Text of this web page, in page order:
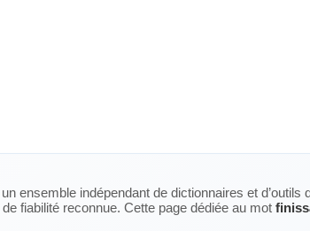
un ensemble indépendant de dictionnaires et
fiabilité reconnue. Cette page dédiée au mot